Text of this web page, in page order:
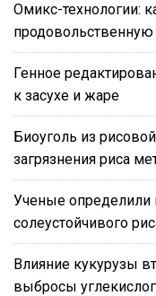
Омикс-технологии:
продовольственную
Генное
к засухе и жаре
Биоуголь из
загрязнения риса
Ученые
солеустойчивого
Влияние кукурузы
выбросы